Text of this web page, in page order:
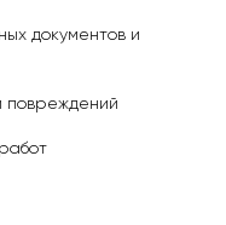
документов и
повреждений